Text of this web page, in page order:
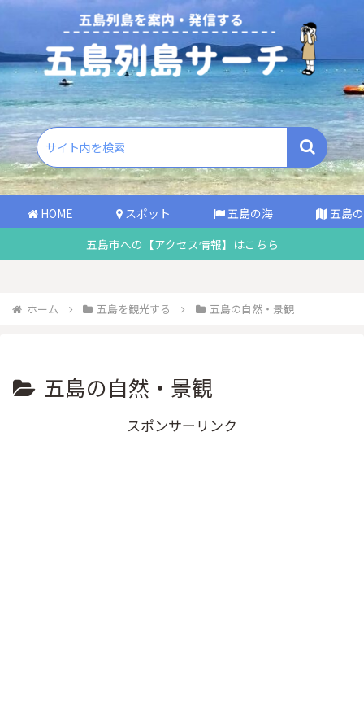
HOME スポット 五島の海
五島
五島市への【アクセス情報】はこちら
ホーム 五島を観光する 五島の自然・景観
五島の自然・景観
スポンサーリンク